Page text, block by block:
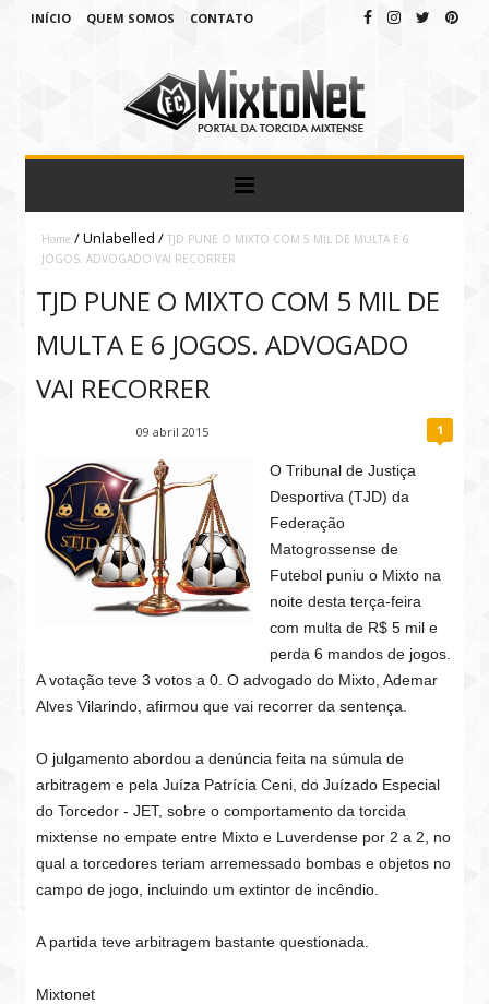
INÍCIO QUEM SOMOS CONTATO
Home /Unlabelled/ TJD PUNE O MIXTO COM 5 MIL DE MULTA E 6
JOGOS. ADVOGADO VAI RECORRER
TJD PUNE O MIXTO COM 5 MIL DE
MULTA E 6 JOGOS. ADVOGADO
VAI RECORRER
09 abril 2015 1
O Tribunal de Justiça
Desportiva (TJD) da
Federação
Matogrossense de
Futebol puniu o Mixto na
noite desta terça-feira
com multa de R$ 5 mil e
perda 6 mandos de jogos.
A votação teve 3 votos a 0. O advogado do Mixto, Ademar
Alves Vilarindo, afirmou que vai recorrer da sentença.
O julgamento abordou a denúncia feita na súmula de
arbitragem e pela Juíza Patrícia Ceni, do Juízado Especial
do Torcedor - JET, sobre o comportamento da torcida
mixtense no empate entre Mixto e Luverdense por 2 a 2, no
qual a torcedores teriam arremessado bombas e objetos no
campo de jogo, incluindo um extintor de incêndio.
A partida teve arbitragem bastante questionada.
Mixtonet